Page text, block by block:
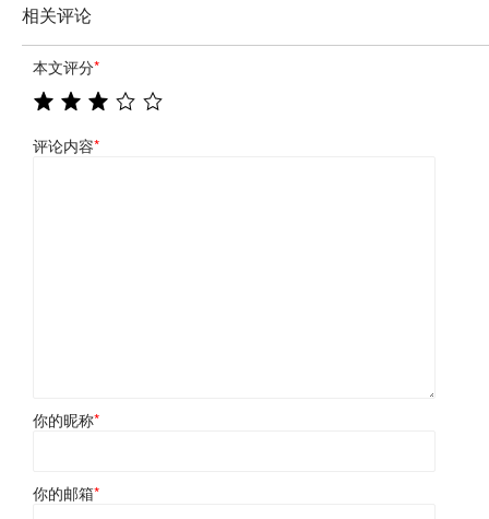
相关评论
本文评分*
评论内容*
你的昵称*
你的邮箱*